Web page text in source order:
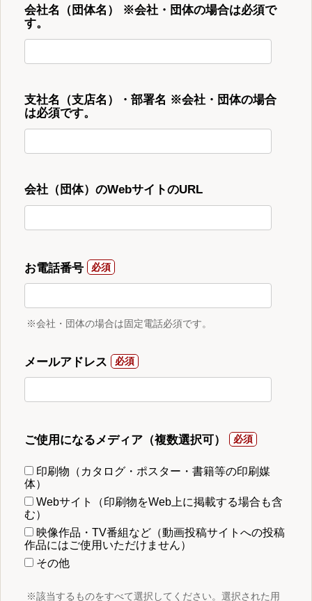
会社名（団体名） ※会社・団体の場合は必須で
す。
支社名（支店名）・部署名 ※会社・団体の場合
は必須です。
会社（団体）のWebサイトのURL
お電話番号
※会社・団体の場合は固定電話必須です。
メールアドレス
ご使用になるメディア（複数選択可）
印刷物（カタログ・ポスター・書籍等の印刷媒
体）
Webサイト（印刷物をWeb上に掲載する場合も含
む）
映像作品・TV番組など（動画投稿サイトへの投稿
作品にはご使用いただけません）
その他
※該当するものをすべて選択してください。選択された用